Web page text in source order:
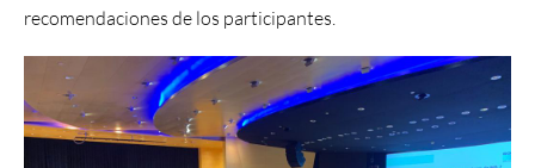
recomendaciones de los participantes.